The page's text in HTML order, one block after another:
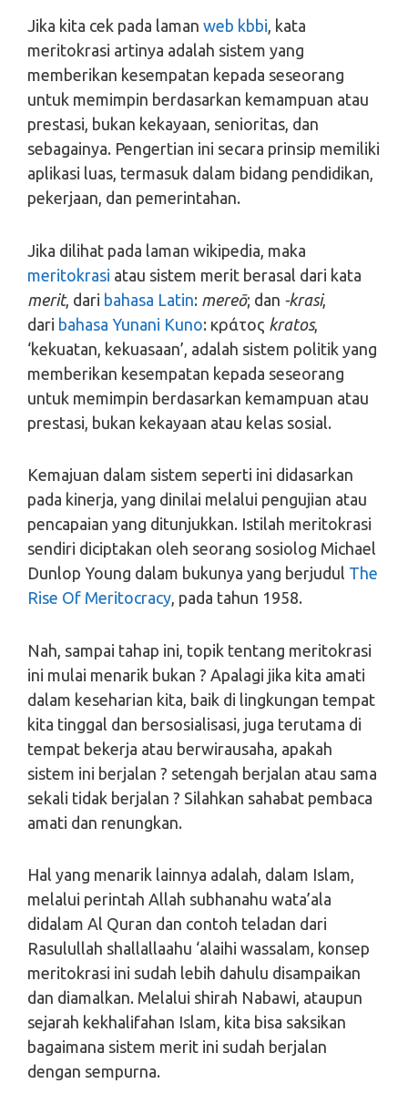
Jika kita cek pada laman web kbbi , kata
meritokrasi artinya adalah sistem yang
memberikan kesempatan kepada seseorang
untuk memimpin berdasarkan kemampuan atau
prestasi, bukan kekayaan, senioritas, dan
sebagainya. Pengertian ini secara prinsip memiliki
aplikasi luas, termasuk dalam bidang pendidikan,
pekerjaan, dan pemerintahan.
Jika dilihat pada laman wikipedia, maka
meritokrasi atau sistem merit berasal dari kata
merit, dari bahasa Latin: mereō; dan -krasi,
dari bahasa Yunani Kuno: κράτος kratos,
‘kekuatan, kekuasaan’, adalah sistem politik yang
memberikan kesempatan kepada seseorang
untuk memimpin berdasarkan kemampuan atau
prestasi, bukan kekayaan atau kelas sosial.
Kemajuan dalam sistem seperti ini didasarkan
pada kinerja, yang dinilai melalui pengujian atau
pencapaian yang ditunjukkan. Istilah meritokrasi
sendiri diciptakan oleh seorang sosiolog Michael
Dunlop Young dalam bukunya yang berjudul The
Rise Of Meritocracy, pada tahun 1958.
Nah, sampai tahap ini, topik tentang meritokrasi
ini mulai menarik bukan ? Apalagi jika kita amati
dalam keseharian kita, baik di lingkungan tempat
kita tinggal dan bersosialisasi, juga terutama di
tempat bekerja atau berwirausaha, apakah
sistem ini berjalan ? setengah berjalan atau sama
sekali tidak berjalan ? Silahkan sahabat pembaca
amati dan renungkan.
Hal yang menarik lainnya adalah, dalam Islam,
melalui perintah Allah subhanahu wata’ala
didalam Al Quran dan contoh teladan dari
Rasulullah shallallaahu ‘alaihi wassalam, konsep
meritokrasi ini sudah lebih dahulu disampaikan
dan diamalkan. Melalui shirah Nabawi, ataupun
sejarah kekhalifahan Islam, kita bisa saksikan
bagaimana sistem merit ini sudah berjalan
dengan sempurna.